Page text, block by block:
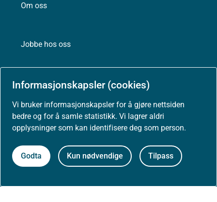
Informasjonskapsler (cookies)
Vi bruker informasjonskapsler for å gjøre nettsiden
bedre og for å samle statistikk. Vi lagrer aldri
opplysninger som kan identifisere deg som person.
Godta Kun nødvendige Tilpass
Om oss
Jobbe hos oss
Kontakt oss
Postadresse:
Helsedirektoratet
Postboks 220, Skøyen